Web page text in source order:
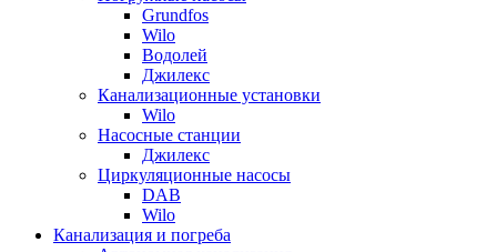
Grundfos
Wilo
Водолей
Джилекс
Канализационные установки
Wilo
Насосные станции
Джилекс
Циркуляционные насосы
DAB
Wilo
Канализация и погреба